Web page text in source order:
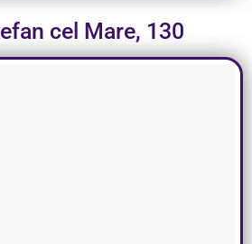
cel Mare, 130